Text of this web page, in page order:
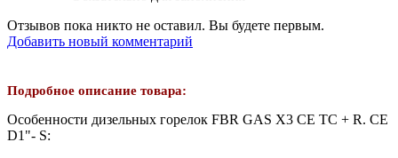
Отзывов пока никто не оставил. Вы будете первым.
Добавить новый комментарий
Подробное описание товара:
Особенности дизельных горелок FBR GAS X3 CE TC + R. CE
D1"- S: